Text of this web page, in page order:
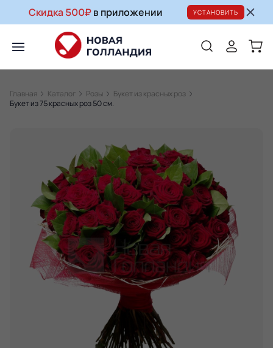
Скидка 500₽в приложении УСТАНОВИТЬ
Главная Каталог Розы
Букет из красных роз
Букет из 75 красных роз 50 см.